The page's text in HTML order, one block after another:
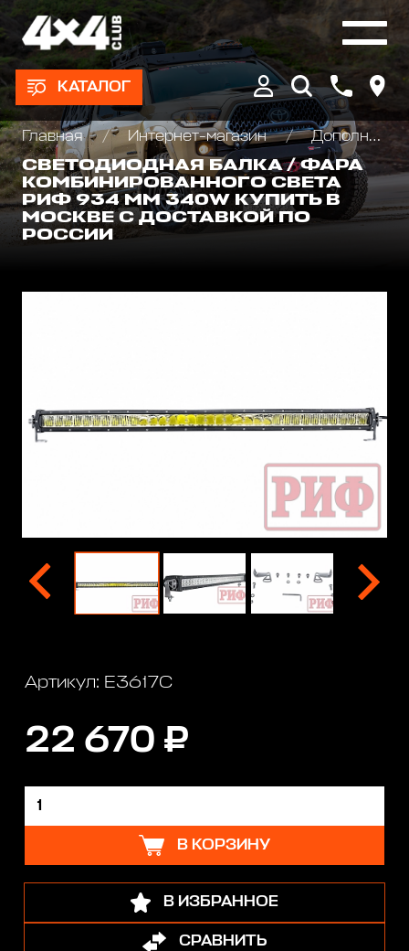
КАТАЛОГ
Главная Интернет-магазин
Дополнительные фары : Светодиодные, Галогеновые , Ксеноновые
СВЕТОДИОДНАЯ БАЛКА / ФАРА
КОМБИНИРОВАННОГО СВЕТА
РИФ 934 ММ 340W КУПИТЬ В
МОСКВЕ С ДОСТАВКОЙ ПО
РОССИИ
Артикул: E3617C
22 670 ₽
В КОРЗИНУ
В ИЗБРАННОЕ
СРАВНИТЬ